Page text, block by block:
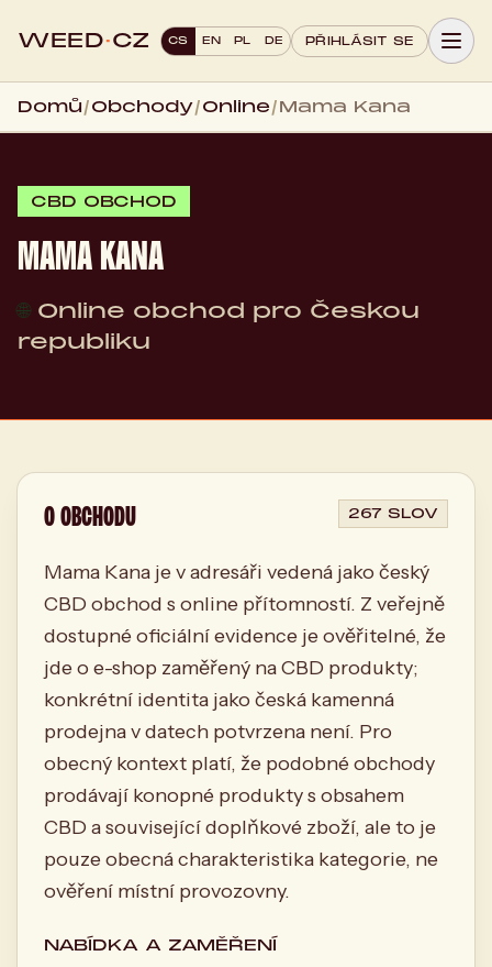
WEED·CZ CS EN PL DE PŘIHLÁSIT SE
Domů/Obchody/Online/Mama Kana
CBD OBCHOD
MAMA KANA
🌐Online obchod pro Českou
republiku
O OBCHODU 267 SLOV
Mama Kana je v adresáři vedená jako český
CBD obchod s online přítomností. Z veřejně
dostupné oficiální evidence je ověřitelné, že
jde o e-shop zaměřený na CBD produkty;
konkrétní identita jako česká kamenná
prodejna v datech potvrzena není. Pro
obecný kontext platí, že podobné obchody
prodávají konopné produkty s obsahem
CBD a související doplňkové zboží, ale to je
pouze obecná charakteristika kategorie, ne
ověření místní provozovny.
NABÍDKA A ZAMĚŘENÍ